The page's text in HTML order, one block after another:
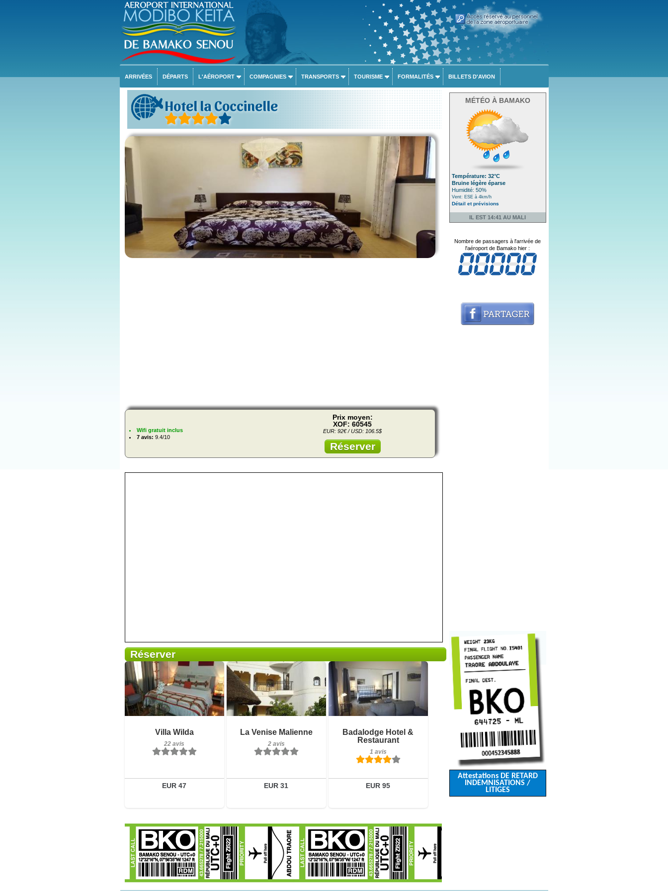
ARRIVÉES DÉPARTS L'AÉROPORT COMPAGNIES TRANSPORTS TOURISME FORMALITÉS BILLETS D'AVION
Hotel la Coccinelle
Wifi gratuit inclus
7 avis: 9.4/10
Prix moyen:
XOF: 60545
EUR: 92€ / USD: 106.5$
Réserver
Réserver
Villa Wilda
22 avis
EUR 47
22 avis
Détails
Réserver
La Venise Malienne
2 avis
EUR 31
2 avis
Détails
Réserver
Badalodge Hotel &
Restaurant
1 avis
EUR 95
1 avis
Détails
Réserver
MÉTÉO À BAMAKO
Température: 32°C
Bruine légère éparse
Humidité: 50%
Vent: ESE à 4km/h
Détail et prévisions
IL EST 14:41 AU MALI
Nombre de passagers à l'arrivée de
l'aéroport de Bamako hier :
Attestations DE RETARD
INDEMNISATIONS /
LITIGES